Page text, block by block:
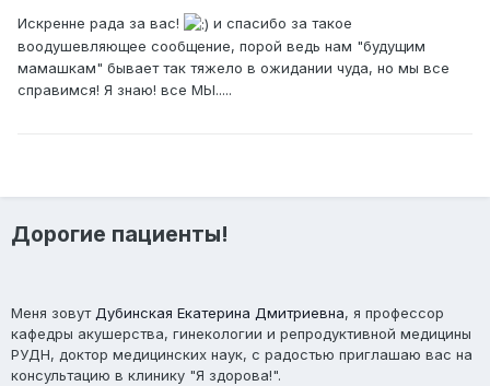
Искренне рада за вас!
и спасибо за такое
воодушевляющее сообщение, порой ведь нам "будущим
мамашкам" бывает так тяжело в ожидании чуда, но мы все
справимся! Я знаю! все МЫ.....
Дорогие пациенты!
Меня зовутДубинская Екатерина Дмитриевна, я профессор
кафедры акушерства, гинекологии и репродуктивной медицины
РУДН, доктор медицинских наук, с радостью приглашаю вас на
консультацию в клинику "Я здорова!".